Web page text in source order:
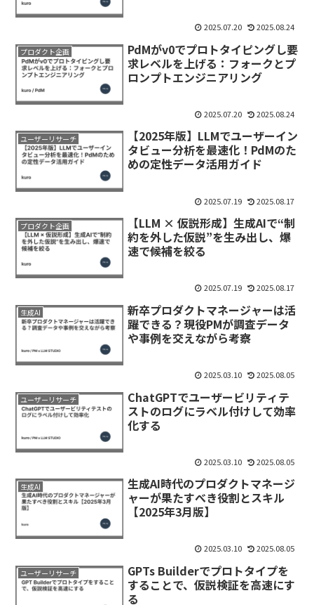
2025.07.20 2025.08.24
プロダクト企画
PdMがv0でプロトタイピングし要
求レベルを上げる：フォークとプ
ロンプトエンジニアリング
2025.07.20 2025.08.24
ユーザーリサーチ
【2025年版】LLMでユーザーイン
タビュー分析を最速化！PdMのた
めの定性データ活用ガイド
2025.07.19 2025.08.17
プロダクト企画
【LLM × 仮説形成】生成AIで“制
約を外した仮説”を生み出し、爆
速で候補を絞る
2025.07.19 2025.08.17
生成AI
新卒プロダクトマネージャーは活
躍できる？現役PMが調査データ
や事例を交えながら考察
2025.03.10 2025.08.05
ユーザーリサーチ
ChatGPTでユーザービリティテ
ストのログにラベル付けして効率
化する
2025.03.10 2025.08.05
生成AI
生成AI時代のプロダクトマネージ
ャーが果たすべき役割とスキル
【2025年3月版】
2025.03.10 2025.08.05
ユーザーリサーチ
GPTs Builderでプロトタイプを
することで、仮説検証を高速にす
る